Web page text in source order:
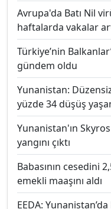
Avrupa'da Batı Nil
haftalarda vakalar
Türkiye’nin
gündem oldu
Yunanistan:
yüzde 34 düşüş
Yunanistan'ın
yangını çıktı
Babasının cesedini
emekli maaşını aldı
EEDA: